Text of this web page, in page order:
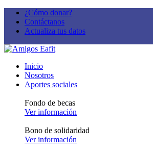
¿Cómo donar?
Contáctanos
Actualiza tus datos
Inicio
Nosotros
Aportes sociales
Fondo de becas
Ver información
Bono de solidaridad
Ver información